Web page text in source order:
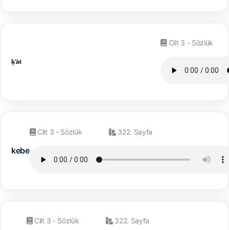
Cilt 3 - Sözlük
kebe
Cilt 3 - Sözlük 322. Sayfa
Cilt 3 - Sözlük 322. Sayfa